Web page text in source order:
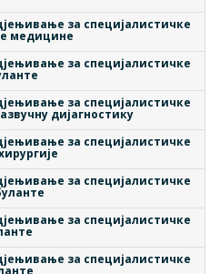
за специјалистичке
медицине
за специјалистичке
за специјалистичке
дијагностику
за специјалистичке
за специјалистичке
за специјалистичке
за специјалистичке